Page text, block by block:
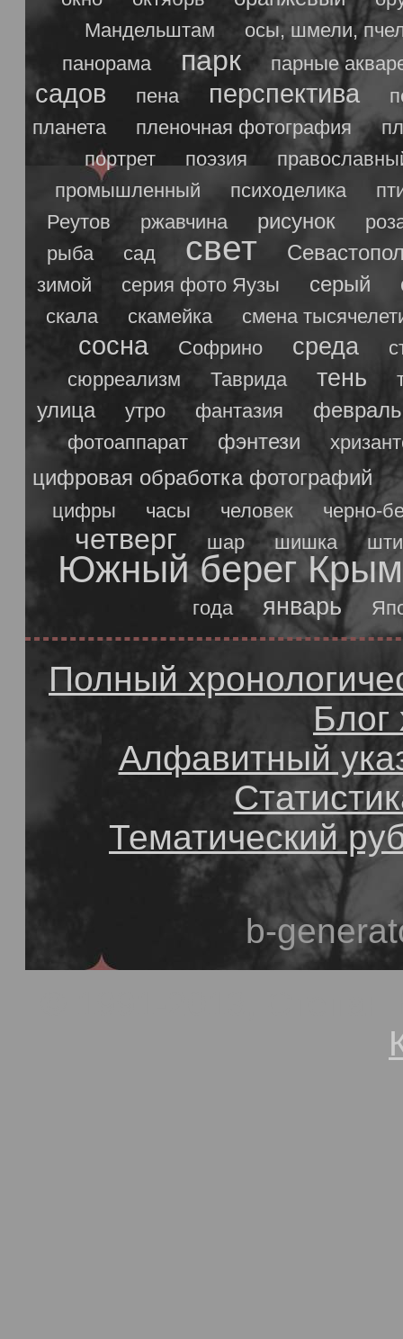
Мандельштам
осы, шмели,
панорама
парк парные
садов пена перспектива
планета
пленочная фотография
портрет
поэзия
промышленный
психоделика
Реутов
ржавчина рисунок
рыба
сад свет
зимой серия фото Яузы серый
скала скамейка смена
сосна Софрино среда
сюрреализм
Таврида тень
улица утро фантазия февраль
фотоаппарат фэнтези
цифровая обработка фотографий
цифры часы человек черно-
четверг шар шишка
Южный берег
года январь
Полный
Блог
Алфавитный
Тематический
b-